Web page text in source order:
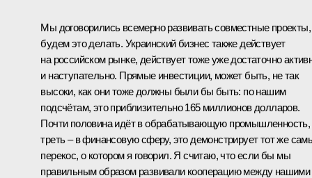
Мы договорились всемерно развивать совместные проекты,
будем это делать. Украинский бизнес также действует
на российском рынке, действует тоже уже достаточно
и наступательно. Прямые инвестиции, может быть, не так
высоки, как они тоже должны были бы быть: по нашим
подсчётам, это приблизительно 165 миллионов долларов.
Почти половина идёт в обрабатывающую промышленность,
треть – в финансовую сферу, это демонстрирует тот же
перекос, о котором я говорил. Я считаю, что если бы мы
правильным образом развивали кооперацию между нашими